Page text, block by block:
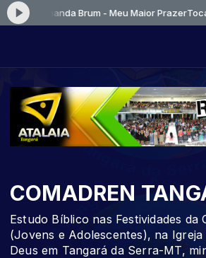
e Fernanda Brum - Meu Maior Prazer
COMADREN
Estudo Bíblico nas Festividades da
(Jovens e Adolescentes), na Igreja
Deus em Tangará da Serra-MT,